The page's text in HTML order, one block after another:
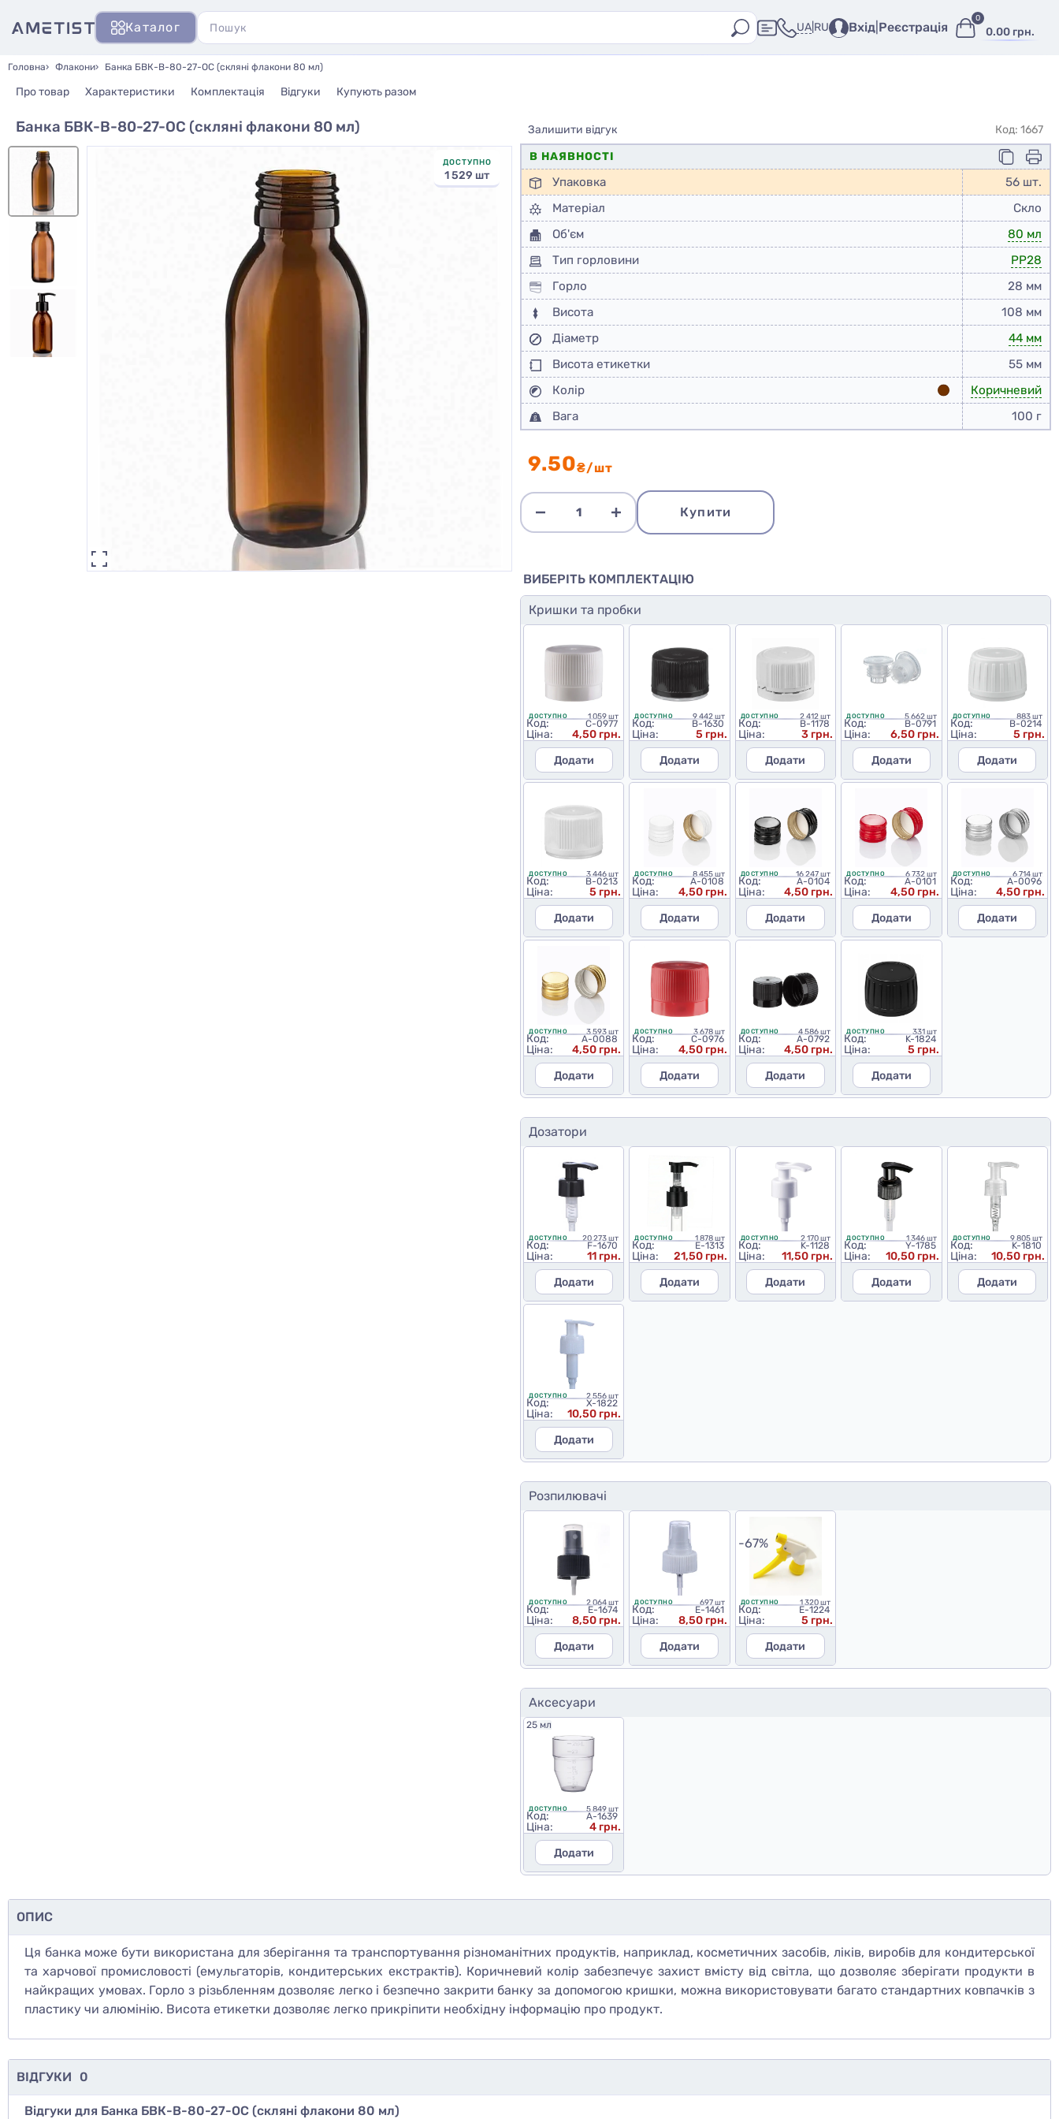
Каталог UA RU Вхід Реєстрація 0.00 грн.
0
Головна Флакони Банка БВК-В-80-27-ОС (скляні флакони 80 мл)
Про товар Характеристики Комплектація Відгуки Купують разом
Банка БВК-В-80-27-ОС (скляні флакони 80 мл)
ДОСТУПНО
1 529 шт
9.50₴/шт
Купити
Залишити відгук
Код: 1667
В НАЯВНОСТІ
Упаковка
56 шт.
Матеріал
Скло
Об'єм
80 мл
Тип горловини
PP28
Горло
28 мм
Висота
108 мм
Діаметр
44 мм
Висота етикетки
55 мм
Колір
Коричневий
Вага
100 г
ВИБЕРІТЬ КОМПЛЕКТАЦІЮ
Кришки та пробки
ДОСТУПНО 1 059 шт
Код: C-0977
Ціна:
4,50 грн.
Додати
ДОСТУПНО 9 442 шт
Код: B-1630
Ціна:
5 грн.
Додати
ДОСТУПНО 2 412 шт
Код: B-1178
Ціна:
3 грн.
Додати
ДОСТУПНО 5 662 шт
Код: B-0791
Ціна:
6,50 грн.
Додати
ДОСТУПНО 883 шт
Код: B-0214
Ціна:
5 грн.
Додати
ДОСТУПНО 3 446 шт
Код: B-0213
Ціна:
5 грн.
Додати
ДОСТУПНО 8 455 шт
Код: A-0108
Ціна:
4,50 грн.
Додати
ДОСТУПНО 16 247 шт
Код: A-0104
Ціна:
4,50 грн.
Додати
ДОСТУПНО 6 732 шт
Код: A-0101
Ціна:
4,50 грн.
Додати
ДОСТУПНО 6 714 шт
Код: A-0096
Ціна:
4,50 грн.
Додати
ДОСТУПНО 3 593 шт
Код: A-0088
Ціна:
4,50 грн.
Додати
ДОСТУПНО 3 678 шт
Код: C-0976
Ціна:
4,50 грн.
Додати
ДОСТУПНО 4 586 шт
Код: A-0792
Ціна:
4,50 грн.
Додати
ДОСТУПНО 331 шт
Код: K-1824
Ціна:
5 грн.
Додати
Дозатори
ДОСТУПНО 20 273 шт
Код: F-1670
Ціна:
11 грн.
Додати
ДОСТУПНО 1 878 шт
Код: E-1313
Ціна:
21,50 грн.
Додати
ДОСТУПНО 2 170 шт
Код: K-1128
Ціна:
11,50 грн.
Додати
ДОСТУПНО 1 346 шт
Код: Y-1785
Ціна:
10,50 грн.
Додати
ДОСТУПНО 9 805 шт
Код: K-1810
Ціна:
10,50 грн.
Додати
ДОСТУПНО 2 556 шт
Код: X-1822
Ціна:
10,50 грн.
Додати
Розпилювачі
ДОСТУПНО 2 064 шт
Код: E-1674
Ціна:
8,50 грн.
Додати
ДОСТУПНО 697 шт
Код: E-1461
Ціна:
8,50 грн.
Додати
-67%
ДОСТУПНО 1 320 шт
Код: E-1224
Ціна:
5 грн.
Додати
Аксесуари
25 мл
ДОСТУПНО 5 849 шт
Код: A-1639
Ціна:
4 грн.
Додати
ОПИС
Ця банка може бути використана для зберігання та транспортування різноманітних продуктів, наприклад, косметичних засобів, ліків, виробів для кондитерської
та харчової промисловості (емульгаторів, кондитерських екстрактів). Коричневий колір забезпечує захист вмісту від світла, що дозволяє зберігати продукти в
найкращих умовах. Горло з різьбленням дозволяє легко і безпечно закрити банку за допомогою кришки, можна використовувати багато стандартних ковпачків з
пластику чи алюмінію. Висота етикетки дозволяє легко прикріпити необхідну інформацію про продукт.
ВІДГУКИ 0
Відгуки для Банка БВК-В-80-27-ОС (скляні флакони 80 мл)